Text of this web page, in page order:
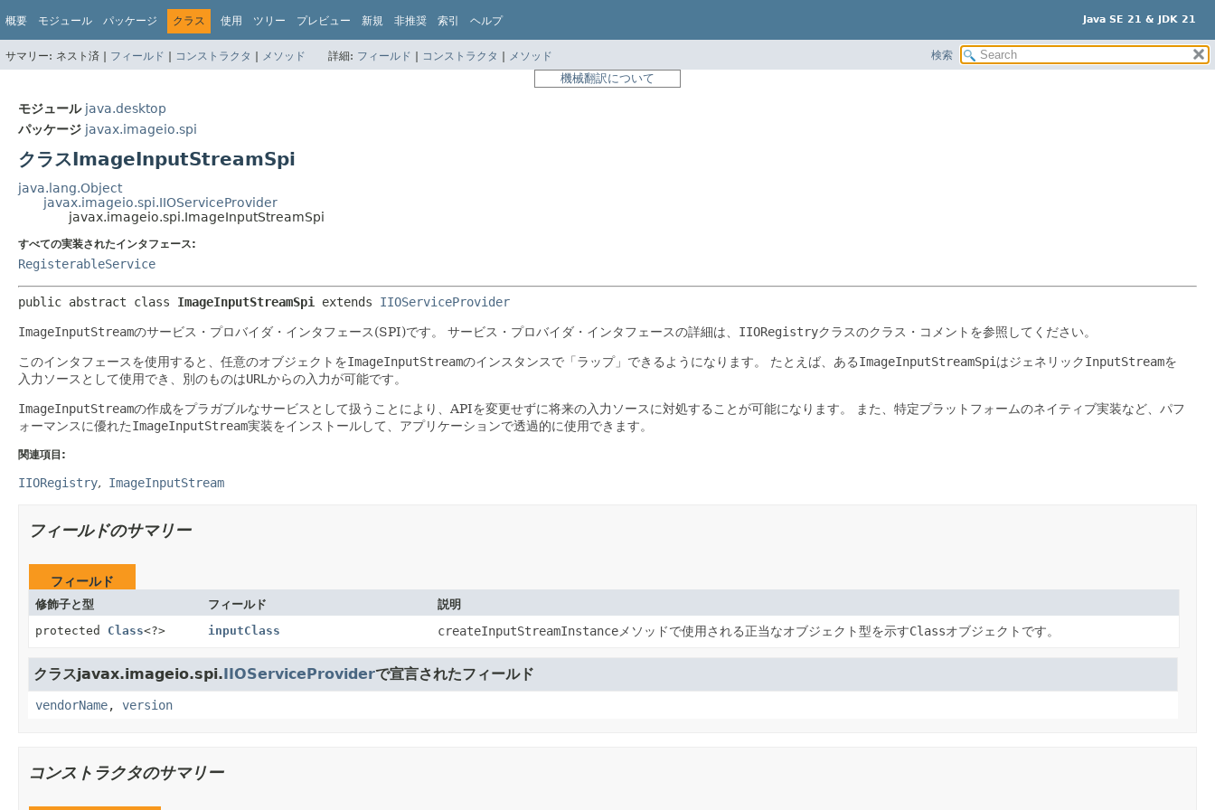
Java SE 21 & JDK 21
概要 モジュール パッケージ クラス 使用 ツリー プレビュー 新規 非推奨 索引 ヘルプ
サマリー: ネスト済 | フィールド | コンストラクタ | メソッド 詳細: フィールド | コンストラクタ | メソッド 検索
機械翻訳について
モジュール java.desktop
パッケージ javax.imageio.spi
クラスImageInputStreamSpi
java.lang.Object
javax.imageio.spi.IIOServiceProvider
javax.imageio.spi.ImageInputStreamSpi
すべての実装されたインタフェース:
RegisterableService
public abstract class ImageInputStreamSpi extends IIOServiceProvider
ImageInputStreamのサービス・プロバイダ・インタフェース(SPI)です。 サービス・プロバイダ・インタフェースの詳細は、 IIORegistryクラスのクラス・コメントを参照してください。
このインタフェースを使用すると、任意のオブジェクトをImageInputStreamのインスタンスで「ラップ」できるようになります。 たとえば、あるImageInputStreamSpi はジェネリックInputStreamを
入力ソースとして使用でき、別のものはURL からの入力が可能です。
ImageInputStreamの作成をプラガブルなサービスとして扱うことにより、APIを変更せずに将来の入力ソースに対処することが可能になります。
また、特定プラットフォームのネイティブ実装など、パフ
ォーマンスに優れたImageInputStream実装をインストールして、アプリケーションで透過的に使用できます。
関連項目:
IIORegistry ImageInputStream
フィールドのサマリー
フィールド
修飾子と型 フィールド
説明
protected Class<?> inputClass createInputStreamInstance メソッドで使用される正当なオブジェクト型を示すClassオブジェクトです。
クラスjavax.imageio.spi.IIOServiceProviderで宣言されたフィールド
vendorName, version
コンストラクタのサマリー